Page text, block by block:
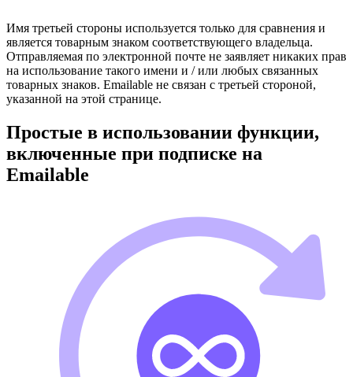
Имя третьей стороны используется только для сравнения и
является товарным знаком соответствующего владельца.
Отправляемая по электронной почте не заявляет никаких прав
на использование такого имени и / или любых связанных
товарных знаков. Emailable не связан с третьей стороной,
указанной на этой странице.
Простые в использовании функции,
включенные при подписке на
Emailable